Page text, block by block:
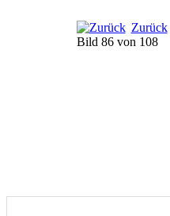
Zurück
Bild 86 von 108